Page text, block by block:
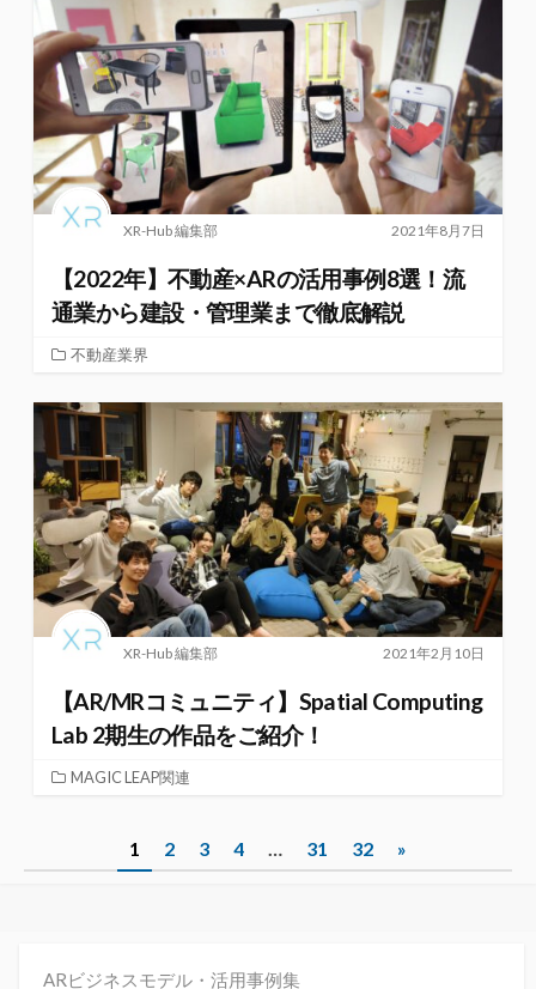
2021年8月7日
XR-Hub 編集部
【2022年】不動産×ARの活用事例8選！流
通業から建設・管理業まで徹底解説
不動産業界
2021年2月10日
XR-Hub 編集部
【AR/MRコミュニティ】Spatial Computing
Lab 2期生の作品をご紹介！
MAGIC LEAP関連
ビ
1 2 3 4 31 32 »
ARビジネスモデル・活用事例集